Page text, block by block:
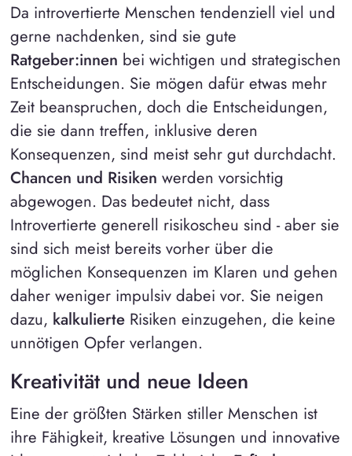
Da introvertierte Menschen tendenziell viel und
gerne nachdenken, sind sie gute
Ratgeber:innen bei wichtigen und strategischen
Entscheidungen. Sie mögen dafür etwas mehr
Zeit beanspruchen, doch die Entscheidungen,
die sie dann treffen, inklusive deren
Konsequenzen, sind meist sehr gut durchdacht.
Chancen und Risiken werden vorsichtig
abgewogen. Das bedeutet nicht, dass
Introvertierte generell risikoscheu sind - aber sie
sind sich meist bereits vorher über die
möglichen Konsequenzen im Klaren und gehen
daher weniger impulsiv dabei vor. Sie neigen
dazu, kalkulierteRisiken einzugehen, die keine
unnötigen Opfer verlangen.
Kreativität und neue Ideen
Eine der größten Stärken stiller Menschen ist
ihre Fähigkeit, kreative Lösungen und innovative